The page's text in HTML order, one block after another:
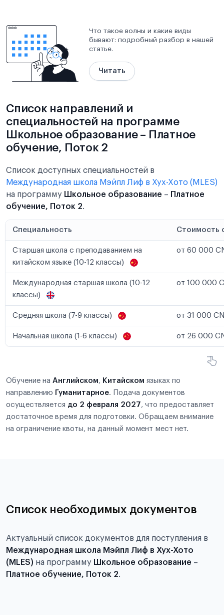
Что такое волны и какие виды
бывают: подробный разбор в нашей
статье.
Читать
Список направлений и
специальностей на программе
Школьное образование – Платное
обучение, Поток 2
Список доступных специальностей в
Международная школа Мэйпл Лиф в Хух-Хото (MLES)
на программу Школьное образование – Платное
обучение, Поток 2.
Специальность Стоимость
Старшая школа с преподаванием на
китайском языке (10-12 классы)
от 60 000
Международная старшая школа (10-12
классы)
от 100 000
Средняя школа (7-9 классы) от 31 000
Начальная школа (1-6 классы) от 26 000
Обучение на Английском, Китайском языках по
направлению Гуманитарное. Подача документов
осуществляется до 2 февраля 2027, что предоставляет
достаточное время для подготовки. Обращаем внимание
на ограничение квоты, на данный момент мест нет.
Список необходимых документов
Актуальный список документов для поступления в
Международная школа Мэйпл Лиф в Хух-Хото
(MLES) на программу Школьное образование –
Платное обучение, Поток 2.